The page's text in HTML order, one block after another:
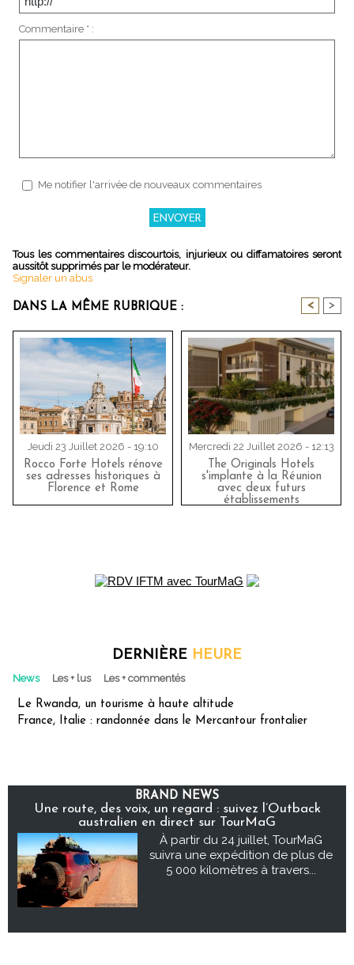
Commentaire * :
Me notifier l'arrivée de nouveaux commentaires
Tous les commentaires discourtois, injurieux ou diffamatoires seront
aussitôt supprimés par le modérateur.
Signaler un abus
DANS LA MÊME RUBRIQUE : < >
Jeudi 23 Juillet 2026 - 19:10
Rocco Forte Hotels rénove
ses adresses historiques à
Florence et Rome
Mercredi 22 Juillet 2026 - 12:13
The Originals Hotels
s'implante à la Réunion
avec deux futurs
établissements
DERNIÈRE HEURE
News Les + lus Les + commentés
Le Rwanda, un tourisme à haute altitude
France, Italie : randonnée dans le Mercantour frontalier
BRAND NEWS
Une route, des voix, un regard : suivez l’Outback
australien en direct sur TourMaG
À partir du 24 juillet, TourMaG
suivra une expédition de plus de
5 000 kilomètres à travers...